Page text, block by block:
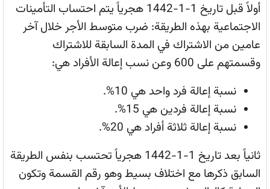
أولاً قبل تاريخ 1-1-1442 هجرياً يتم احتساب التأمينات
الاجتماعية بهذه الطريقة: ضرب متوسط الأجر خلال آخر
عامين من الاشتراك في المدة السابقة للاشتراك
وقسمتهم على 600 وعن نسب إعالة الأفراد هي:
نسبة إعالة فرد واحد هي 10%.
نسبة إعالة فردين هي 15%.
نسبة إعالة ثلاثة أفراد هي 20%.
ثانياً بعد تاريخ 1-1-1442 هجرياً تحتسب بنفس الطريقة
السابق ذكرها مع اختلاف بسيط وهو رقم القسمة وتكون